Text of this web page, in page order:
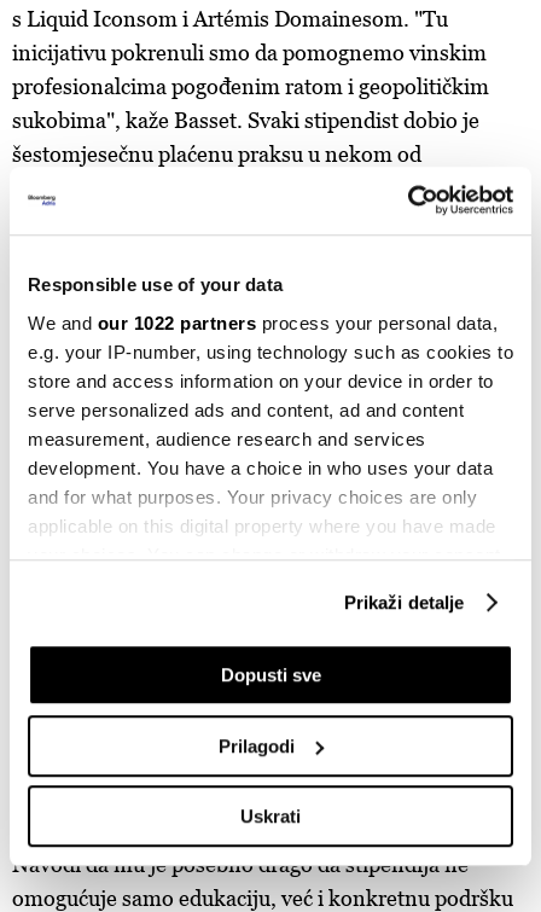
Responsible use of your data
We and our 1022 partners process your personal data,
e.g. your IP-number, using technology such as cookies to
store and access information on your device in order to
serve personalized ads and content, ad and content
measurement, audience research and services
development. You have a choice in who uses your data
and for what purposes. Your privacy choices are only
applicable on this digital property where you have made
your choices. You can change or withdraw your consent
If you allow, we would also like to:
Collect information about your geographical
Identify your device by actively scanning it for
specific characteristics (fingerprinting)
Find out more about how your personal data is processed
and set your preferences in thedetails section
Prikaži detalje
Dopusti sve
Prilagodi
Uskrati
s Liquid Iconsom i Artémis Domainesom. "Tu
inicijativu pokrenuli smo da pomognemo vinskim
profesionalcima pogođenim ratom i geopolitičkim
sukobima", kaže Basset. Svaki stipendist dobio je
šestomjesečnu plaćenu praksu u nekom od
renomiranih imanja Artémis Domainesa.Maryna
iz Kijeva, zahvaljujući
natjecanju za najboljegsommeliera
Zbog rata, bila je prisiljena napustiti svoj rodni grad, a
zahvaljujući stipendiji je dobila praksu u Chateau
Latouru."
David Paul Morris/Bloomberg
Navodi da mu je posebno drago da stipendija ne
omogućuje samo edukaciju, već i konkretnu podršku